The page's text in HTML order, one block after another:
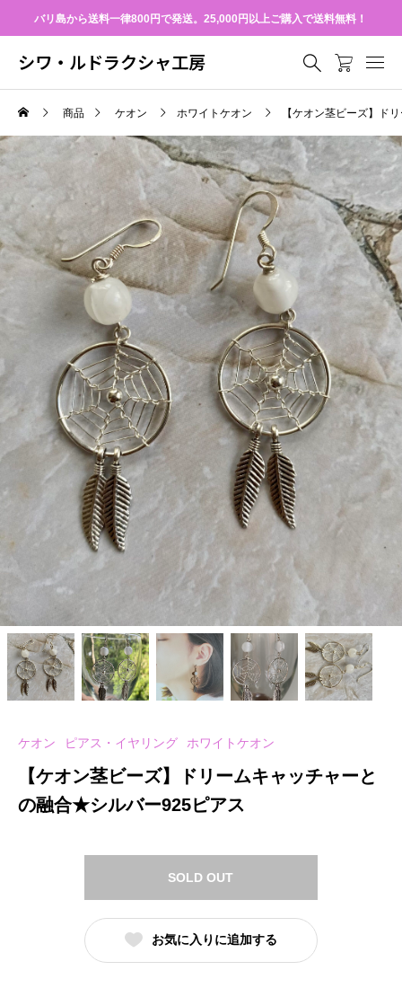
バリ島から送料一律800円で発送。25,000円以上ご購入で送料無料！
シワ・ルドラクシャ工房
商品 ケオン ホワイトケオン 【ケオン茎ビーズ】ド
ケオン ピアス・イヤリング ホワイトケオン
【ケオン茎ビーズ】ドリームキャッチャーと
の融合★シルバー925ピアス
SOLD OUT
お気に入りに追加する